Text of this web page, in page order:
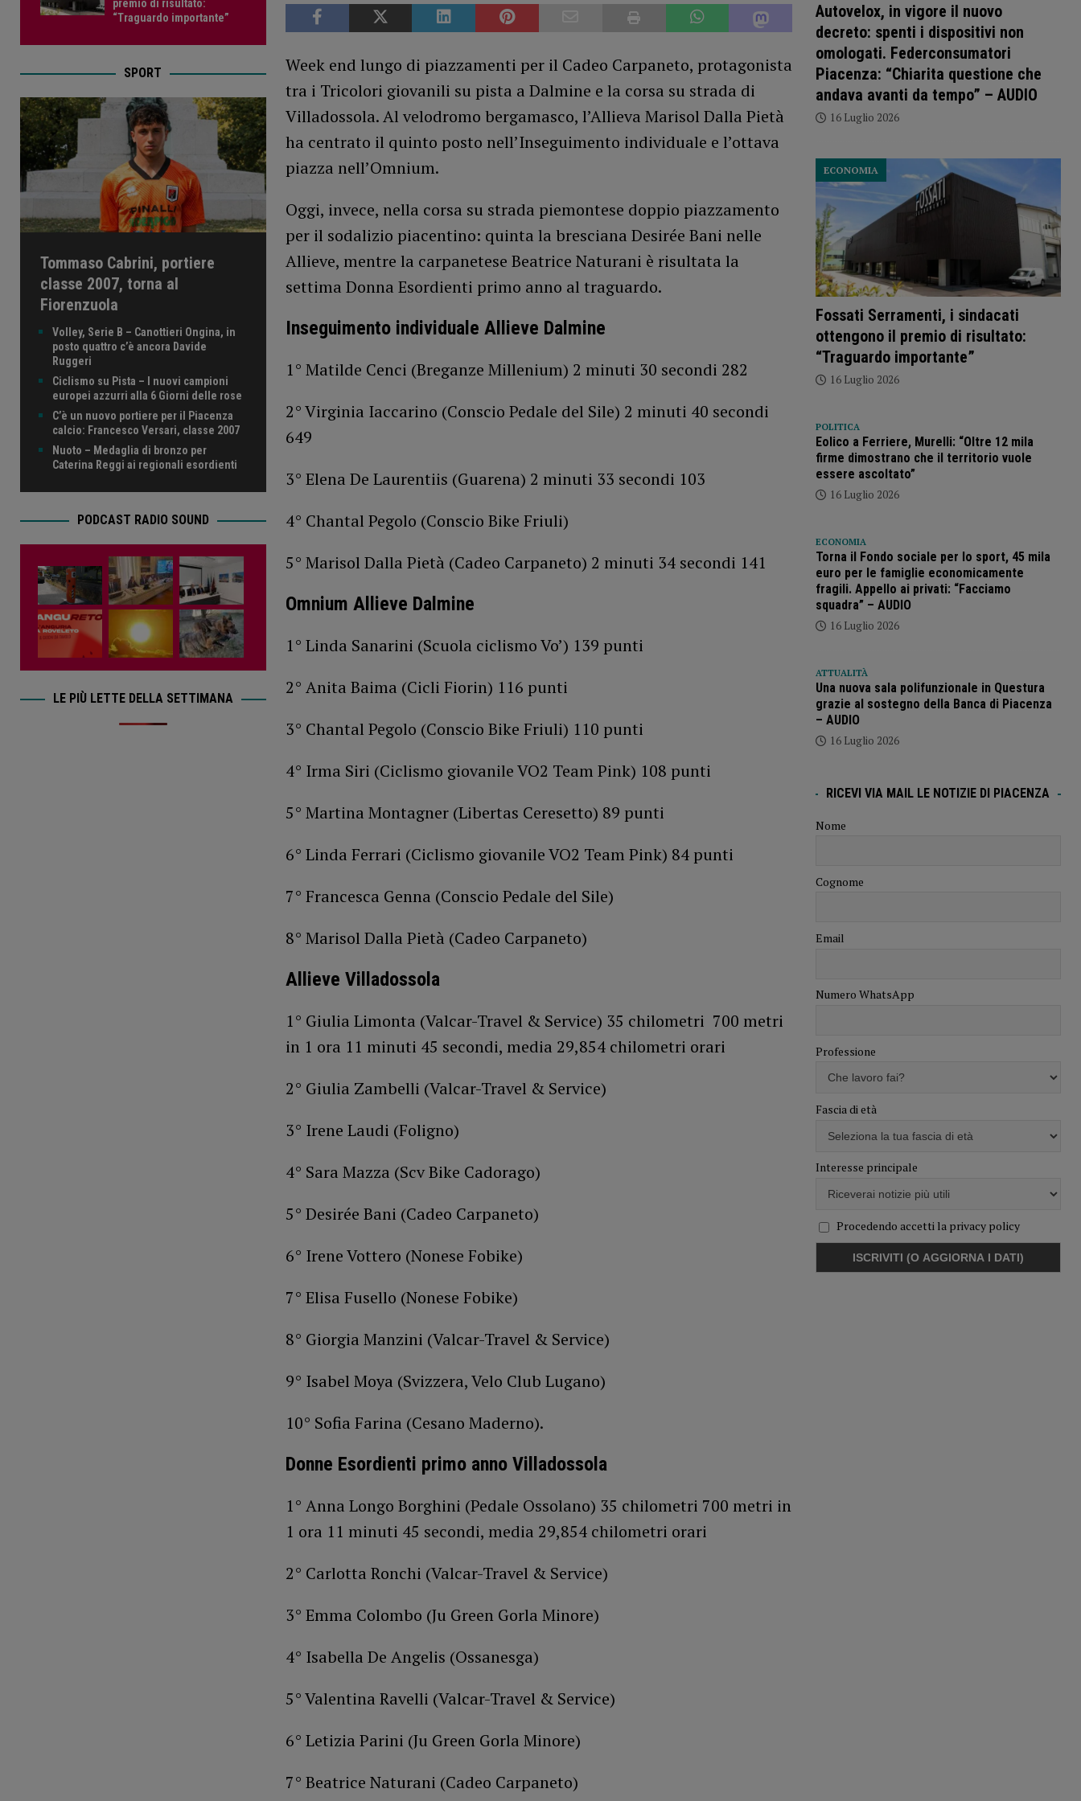
Week end lungo di piazzamenti per il Cadeo Carpaneto, protagonista
tra i Tricolori giovanili su pista a Dalmine e la corsa su strada di
Villadossola. Al velodromo bergamasco, l’Allieva Marisol Dalla Pietà
ha centrato il quinto posto nell’Inseguimento individuale e l’ottava
piazza nell’Omnium.
Oggi, invece, nella corsa su strada piemontese doppio piazzamento
per il sodalizio piacentino: quinta la bresciana Desirée Bani nelle
Allieve, mentre la carpanetese Beatrice Naturani è risultata la
settima Donna Esordienti primo anno al traguardo.
Inseguimento individuale Allieve Dalmine
1° Matilde Cenci (Breganze Millenium) 2 minuti 30 secondi 282
2° Virginia Iaccarino (Conscio Pedale del Sile) 2 minuti 40 secondi
649
3° Elena De Laurentiis (Guarena) 2 minuti 33 secondi 103
4° Chantal Pegolo (Conscio Bike Friuli)
5° Marisol Dalla Pietà (Cadeo Carpaneto) 2 minuti 34 secondi 141
Omnium Allieve Dalmine
1° Linda Sanarini (Scuola ciclismo Vo’) 139 punti
2° Anita Baima (Cicli Fiorin) 116 punti
3° Chantal Pegolo (Conscio Bike Friuli) 110 punti
4° Irma Siri (Ciclismo giovanile VO2 Team Pink) 108 punti
5° Martina Montagner (Libertas Ceresetto) 89 punti
6° Linda Ferrari (Ciclismo giovanile VO2 Team Pink) 84 punti
7° Francesca Genna (Conscio Pedale del Sile)
8° Marisol Dalla Pietà (Cadeo Carpaneto)
Allieve Villadossola
1° Giulia Limonta (Valcar-Travel & Service) 35 chilometri 700 metri
in 1 ora 11 minuti 45 secondi, media 29,854 chilometri orari
2° Giulia Zambelli (Valcar-Travel & Service)
3° Irene Laudi (Foligno)
4° Sara Mazza (Scv Bike Cadorago)
5° Desirée Bani (Cadeo Carpaneto)
6° Irene Vottero (Nonese Fobike)
7° Elisa Fusello (Nonese Fobike)
8° Giorgia Manzini (Valcar-Travel & Service)
9° Isabel Moya (Svizzera, Velo Club Lugano)
10° Sofia Farina (Cesano Maderno).
Donne Esordienti primo anno Villadossola
1° Anna Longo Borghini (Pedale Ossolano) 35 chilometri 700 metri in
1 ora 11 minuti 45 secondi, media 29,854 chilometri orari
2° Carlotta Ronchi (Valcar-Travel & Service)
3° Emma Colombo (Ju Green Gorla Minore)
4° Isabella De Angelis (Ossanesga)
5° Valentina Ravelli (Valcar-Travel & Service)
6° Letizia Parini (Ju Green Gorla Minore)
7° Beatrice Naturani (Cadeo Carpaneto)
premio di risultato:
“Traguardo importante”
SPORT
Tommaso Cabrini, portiere
classe 2007, torna al
Fiorenzuola
Volley, Serie B – Canottieri Ongina, in
posto quattro c’è ancora Davide
Ruggeri
Ciclismo su Pista – I nuovi campioni
europei azzurri alla 6 Giorni delle rose
C’è un nuovo portiere per il Piacenza
calcio: Francesco Versari, classe 2007
Nuoto – Medaglia di bronzo per
Caterina Reggi ai regionali esordienti
PODCAST RADIO SOUND
LE PIÙ LETTE DELLA SETTIMANA
Autovelox, in vigore il nuovo
decreto: spenti i dispositivi non
omologati. Federconsumatori
Piacenza: “Chiarita questione che
andava avanti da tempo” – AUDIO
16 Luglio 2026
Fossati Serramenti, i sindacati
ottengono il premio di risultato:
“Traguardo importante”
ECONOMIA
16 Luglio 2026
POLITICA
Eolico a Ferriere, Murelli: “Oltre 12 mila
firme dimostrano che il territorio vuole
essere ascoltato”
16 Luglio 2026
ECONOMIA
Torna il Fondo sociale per lo sport, 45 mila
euro per le famiglie economicamente
fragili. Appello ai privati: “Facciamo
squadra” – AUDIO
16 Luglio 2026
ATTUALITÀ
Una nuova sala polifunzionale in Questura
grazie al sostegno della Banca di Piacenza
– AUDIO
16 Luglio 2026
RICEVI VIA MAIL LE NOTIZIE DI PIACENZA
Nome
Cognome
Email
Numero WhatsApp
Professione
Fascia di età
Interesse principale
Procedendo accetti la privacy policy